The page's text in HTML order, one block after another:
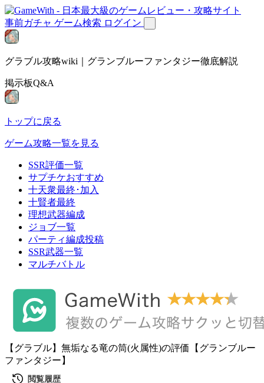
事前ガチャ ゲーム検索 ログイン
グラブル攻略wiki｜グランブルーファンタジー徹底解説
掲示板Q&A
トップに戻る
ゲーム攻略一覧を見る
SSR評価一覧
サプチケおすすめ
十天衆最終･加入
十賢者最終
理想武器編成
ジョブ一覧
パーティ編成投稿
SSR武器一覧
マルチバトル
【グラブル】無垢なる竜の筒(火属性)の評価【グランブルー
ファンタジー】